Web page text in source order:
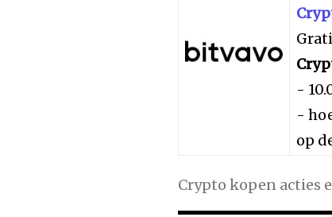
-
-
op
Crypto kopen acties